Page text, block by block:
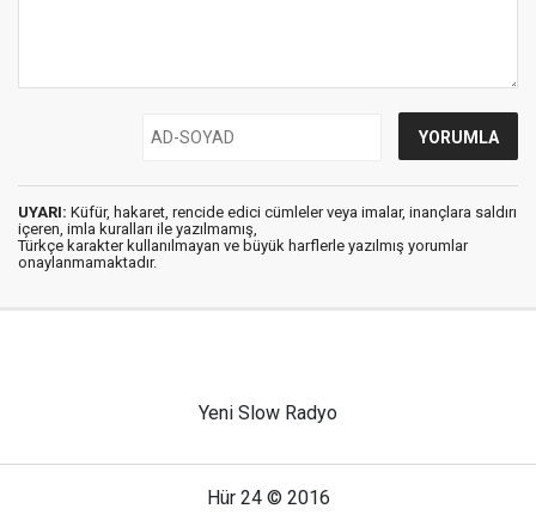
UYARI: Küfür, hakaret, rencide edici cümleler veya imalar, inançlara saldırı
içeren, imla kuralları ile yazılmamış,
Türkçe karakter kullanılmayan ve büyük harflerle yazılmış yorumlar
onaylanmamaktadır.
Yeni Slow Radyo
Hür 24 © 2016